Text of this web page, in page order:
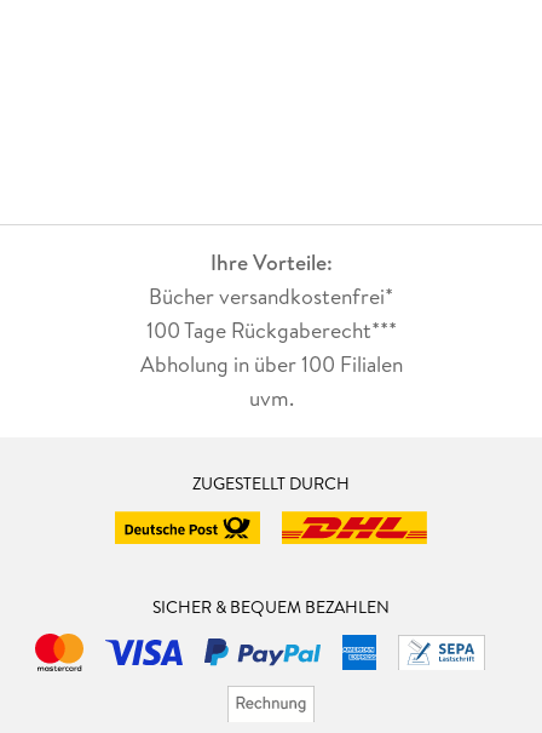
Ihre Vorteile:
Bücher versandkostenfrei*
100 Tage Rückgaberecht***
Abholung in über 100 Filialen
uvm.
ZUGESTELLT DURCH
SICHER & BEQUEM BEZAHLEN